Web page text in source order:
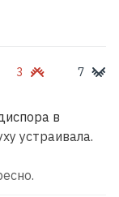
3 7
в
устраивала.